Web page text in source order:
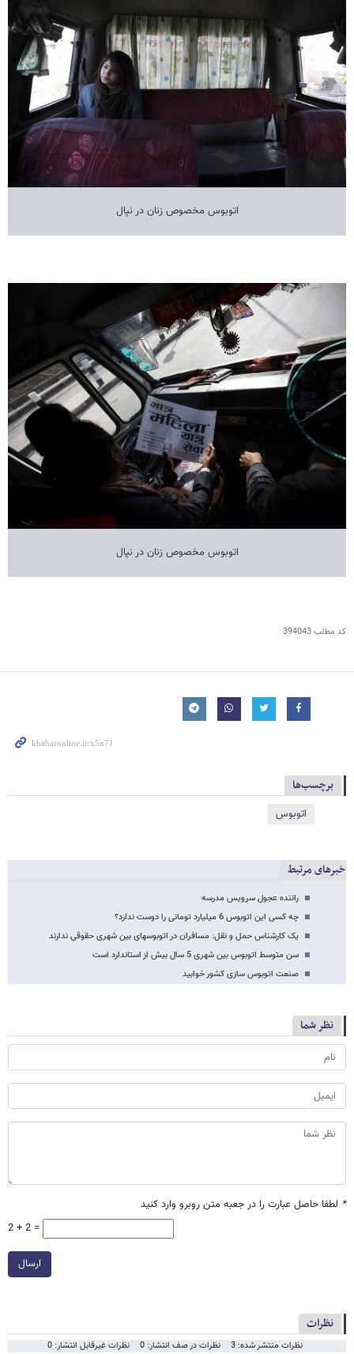
اتوبوس مخصوص زنان در نپال
اتوبوس مخصوص زنان در نپال
کد مطلب394043
برچسب‌ها
اتوبوس
خبرهای مرتبط
راننده عجول سرویس مدرسه
چه کسی این اتوبوس 6 میلیارد تومانی را دوست ندارد؟
یک کارشناس حمل و نقل: مسافران در اتوبوسهای بین شهری حقوقی ندارند
سن متوسط اتوبوس بین شهری 5 سال بیش از استاندارد است
صنعت اتوبوس سازی کشور خوابید
نظر شما
* لطفا حاصل عبارت را در جعبه متن روبرو وارد کنید
2 + 2 =
ارسال
نظرات
نظرات منتشر شده: 3 نظرات در صف انتشار: 0 نظرات غیرقابل انتشار: 0